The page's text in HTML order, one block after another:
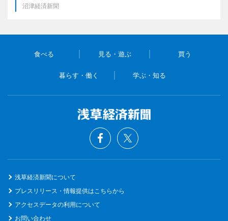
沼津経済新聞
食べる 見る・遊ぶ 買う
暮らす・働く 学ぶ・知る
浅草経済新聞について
プレスリリース・情報提供はこちらから
アクセスデータの利用について
お問い合わせ